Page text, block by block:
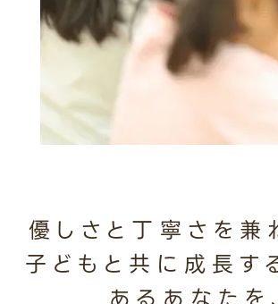
優しさと丁寧さを兼
子どもと共に成長す
あるあなたを、